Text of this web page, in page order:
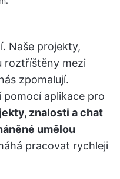
Naše projekty,
roztříštěny mezi
zpomalují.
aplikace pro
znalosti a chat
umělou
pracovat rychleji